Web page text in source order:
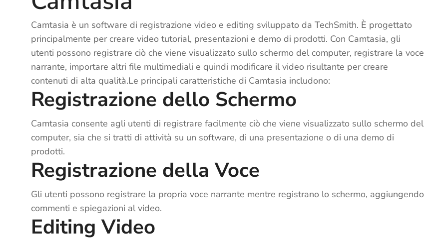
Camtasia è un software di registrazione video e editing sviluppato da TechSmith. È progettato
principalmente per creare video tutorial, presentazioni e demo di prodotti. Con Camtasia, gli
utenti possono registrare ciò che viene visualizzato sullo schermo del computer, registrare la voce
narrante, importare altri file multimediali e quindi modificare il video risultante per creare
contenuti di alta qualità.Le principali caratteristiche di Camtasia includono:
Registrazione dello Schermo
Camtasia consente agli utenti di registrare facilmente ciò che viene visualizzato sullo schermo del
computer, sia che si tratti di attività su un software, di una presentazione o di una demo di
prodotti.
Registrazione della Voce
Gli utenti possono registrare la propria voce narrante mentre registrano lo schermo, aggiungendo
commenti e spiegazioni al video.
Editing Video